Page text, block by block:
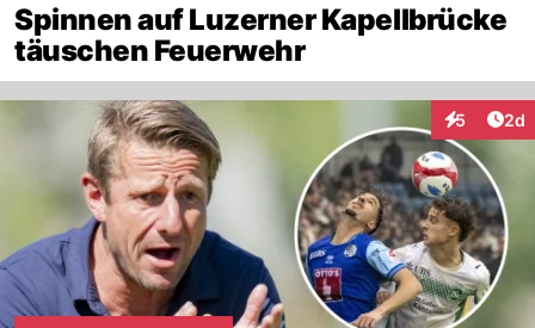
Spinnen auf Luzerner Kapellbrücke
täuschen Feuerwehr
5 2d